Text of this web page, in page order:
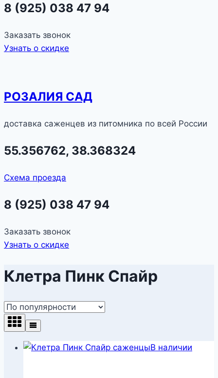
8 (925) 038 47 94
Заказать звонок
Узнать о скидке
РОЗАЛИЯ САД
доставка саженцев из питомника по всей России
55.356762, 38.368324
Схема проезда
8 (925) 038 47 94
Заказать звонок
Узнать о скидке
Клетра Пинк Спайр
В наличии